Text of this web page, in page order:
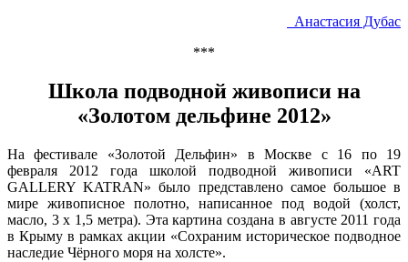
Анастасия Дубас
***
Школа подводной живописи на
«Золотом дельфине 2012»
На фестивале «Золотой Дельфин» в Москве с 16 по 19
февраля 2012 года школой подводной живописи «ART
GALLERY KATRAN» было представлено самое большое в
мире живописное полотно, написанное под водой (холст,
масло, 3 х 1,5 метра). Эта картина создана в августе 2011 года
в Крыму в рамках акции «Сохраним историческое подводное
наследие Чёрного моря на холсте».